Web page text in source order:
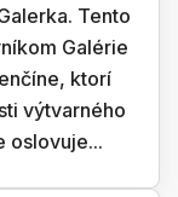
Tento
Galérie
ktorí
výtvarného
oslovuje...